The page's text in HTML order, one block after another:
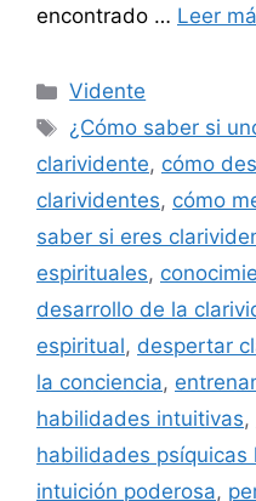
encontrado … Leer
Categorías
Vidente
Etiquetas
¿Cómo saber si
clarividente, cómo
clarividentes, cómo
saber si eres
espirituales,
desarrollo de la
espiritual, despertar
la conciencia,
habilidades intuitivas,
habilidades psíquicas
intuición poderosa,